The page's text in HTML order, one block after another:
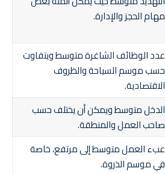
مهام الحجز والإدارة.
عدد الوظائف الشاغرة متوسط ويتفاوت
حسب موسم السياحة والظروف
الاقتصادية.
الدخل متوسط ويمكن أن يختلف حسب
صاحب العمل والمنطقة.
عبء العمل متوسط إلى مرتفع، خاصة
في موسم الذروة.